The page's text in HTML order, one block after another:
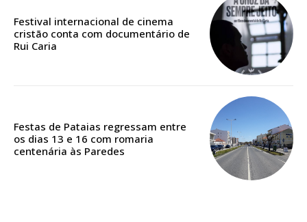
Acesso ao conteúdo online
Acesso aos conteúdos Exclusivos para
Festival internacional de cinema
cristão conta com documentário de
Rui Caria
Festas de Pataias regressam entre
os dias 13 e 16 com romaria
centenária às Paredes